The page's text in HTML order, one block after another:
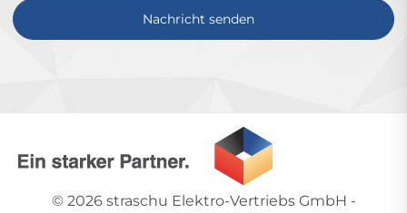
Nachricht senden
© 2026 straschu Elektro-Vertriebs GmbH -